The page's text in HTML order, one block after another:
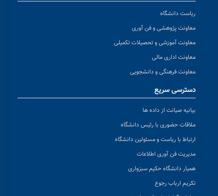
ریاست دانشگاه
معاونت پژوهشی و فن آوری
معاونت آموزشی و تحصیلات تکمیلی
معاونت اداری مالی
معاونت فرهنگی و دانشجویی
دسترسی سریع
بیانیه صیانت از داده ها
ملاقات حضوری با رئیس دانشگاه
ارتباط با ریاست و مسئولین دانشگاه
مدیریت فن آوری اطلاعات
همیار دانشگاه حکیم سبزواری
تکریم ارباب رجوع